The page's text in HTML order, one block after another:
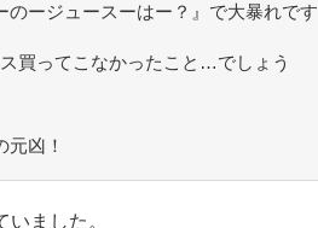
ージュースーはー？』で大暴れです
買ってこなかったこと…でしょう
凶！
ました。